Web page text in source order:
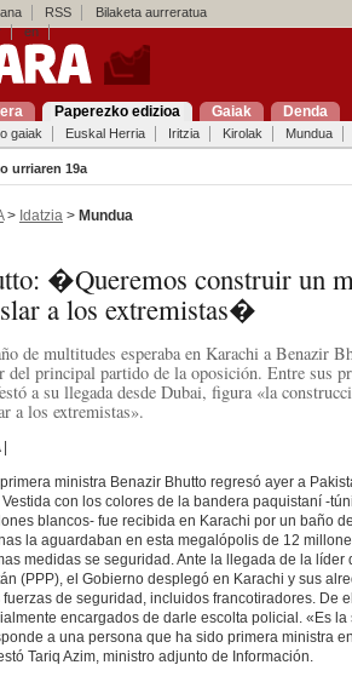
RSS
Bilaketa aurreratua
en
Paperezko edizioa Gaiak Denda
gaiak Euskal Herria Iritzia Kirolak Mundua
urriaren 19a
> Idatzia > Mundua
�Queremos construir un
a los extremistas�
de multitudes esperaba en Karachi a Benazir
del principal partido de la oposición. Entre sus
a su llegada desde Dubai, figura «la
a los extremistas».
ministra Benazir Bhutto regresó ayer a
con los colores de la bandera paquistaní -
blancos- fue recibida en Karachi por un baño
la aguardaban en esta megalópolis de 12
medidas se seguridad. Ante la llegada de la líder
(PPP), el Gobierno desplegó en Karachi y sus
fuerzas de seguridad, incluidos francotiradores. De
encargados de darle escolta policial. «Es
a una persona que ha sido primera ministra
Tariq Azim, ministro adjunto de Información.